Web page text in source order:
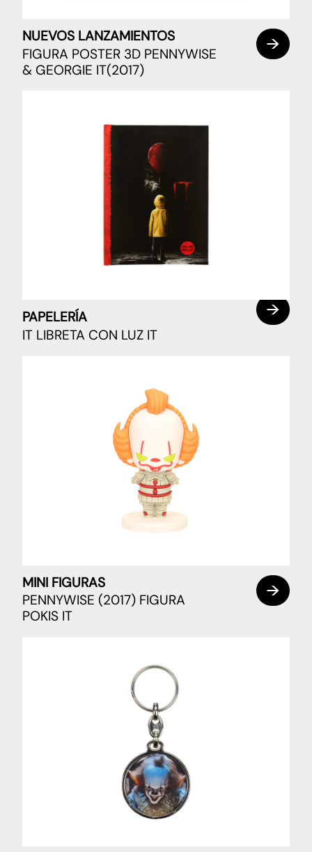
NUEVOS LANZAMIENTOS
FIGURA POSTER 3D PENNYWISE
& GEORGIE IT(2017)
PAPELERÍA
IT LIBRETA CON LUZ IT
MINI FIGURAS
PENNYWISE (2017) FIGURA
POKIS IT